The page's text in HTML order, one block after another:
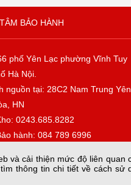
BẢO HÀNH
phố Yên Lạc phường Vĩnh Tuy
Hà Nội.
nguồn tại: 28C2 Nam Trung Yên,
HN
0243.685.8282
hành: 084 789 6996
và cải thiện mức độ liên quan
thông tin chi tiết về cách sử